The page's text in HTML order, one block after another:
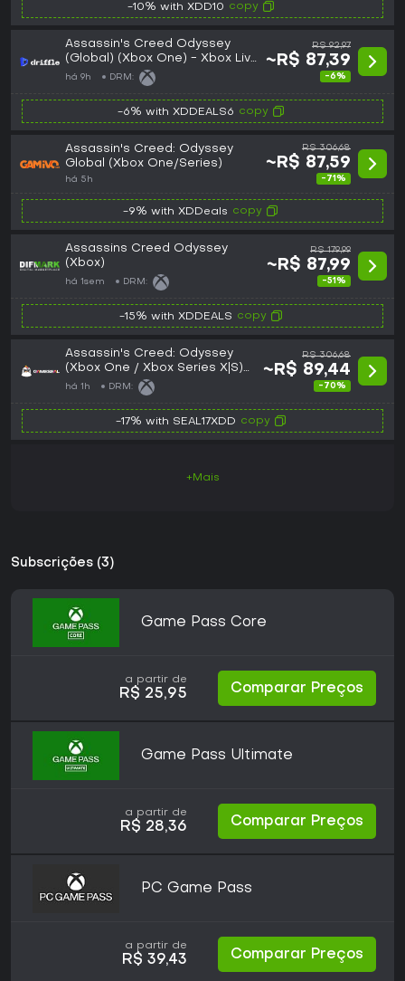
-10% with XDD10 copy
Assassin's Creed Odyssey
(Global) (Xbox One) - Xbox Live
- Digital Key
há 9h DRM:
R$ 92,97
~R$ 87,39
-6%
-6% with XDDEALS6 copy
Assassin's Creed: Odyssey
Global (Xbox One/Series)
há 5h
R$ 306,68
~R$ 87,59
-71%
-9% with XDDeals copy
Assassins Creed Odyssey
(Xbox)
há 1sem DRM:
R$ 179,99
~R$ 87,99
-51%
-15% with XDDEALS copy
Assassin's Creed: Odyssey
(Xbox One / Xbox Series X|S)
Xbox Live Key - GLOBAL
há 1h DRM:
R$ 306,68
~R$ 89,44
-70%
-17% with SEAL17XDD copy
+Mais
Subscrições (3)
Game Pass Core
a partir de
R$ 25,95 Comparar Preços
Game Pass Ultimate
a partir de
R$ 28,36 Comparar Preços
PC Game Pass
a partir de
R$ 39,43 Comparar Preços